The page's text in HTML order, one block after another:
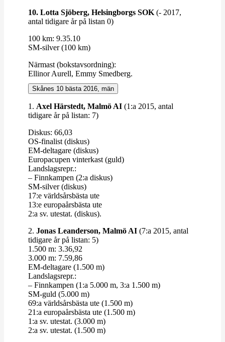
10. Lotta Sjöberg, Helsing­borgs SOK (- 2017,
antal tidigare år på listan 0)
100 km: 9.35.10
SM-​​silver (100 km)
Närmast (bok­stavs­ordning):
Ellinor Aurell, Emmy Smedberg.
Skånes 10 bästa 2016, män
1. Axel Härstedt, Malmö AI (1:a 2015, antal
tidigare år på listan: 7)
Diskus: 66,03
OS-​​finalist (diskus)
EM-​​deltagare (diskus)
Euro­pacupen vin­terkast (guld)
Lands­lagsrepr.:
– Finn­kampen (2:a diskus)
SM-​​silver (diskus)
17:e världs­års­bästa ute
13:e euro­pa­års­bästa ute
2:a sv. utestat. (diskus).
2. Jonas Lean­derson, Malmö AI (7:a 2015, antal
tidigare år på listan: 5)
1.500 m: 3.36,92
3.000 m: 7.59,86
EM-​​deltagare (1.500 m)
Lands­lagsrepr.:
– Finn­kampen (1:a 5.000 m, 3:a 1.500 m)
SM-​​guld (5.000 m)
69:a världs­års­bästa ute (1.500 m)
21:a euro­pa­års­bästa ute (1.500 m)
1:a sv. utestat. (3.000 m)
2:a sv. utestat. (1.500 m)